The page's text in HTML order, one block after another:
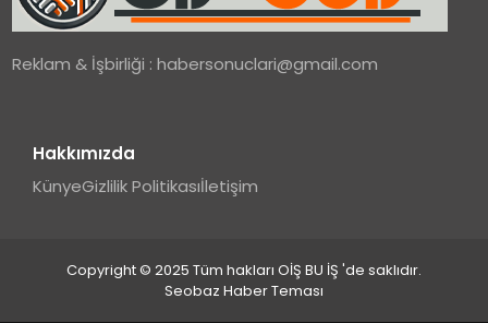
Reklam & İşbirliği :habersonuclari@gmail.com
Hakkımızda
KünyeGizlilik Politikasıİletişim
Copyright © 2025 Tüm hakları OİŞ BU İŞ 'de saklıdır.
Seobaz Haber Teması